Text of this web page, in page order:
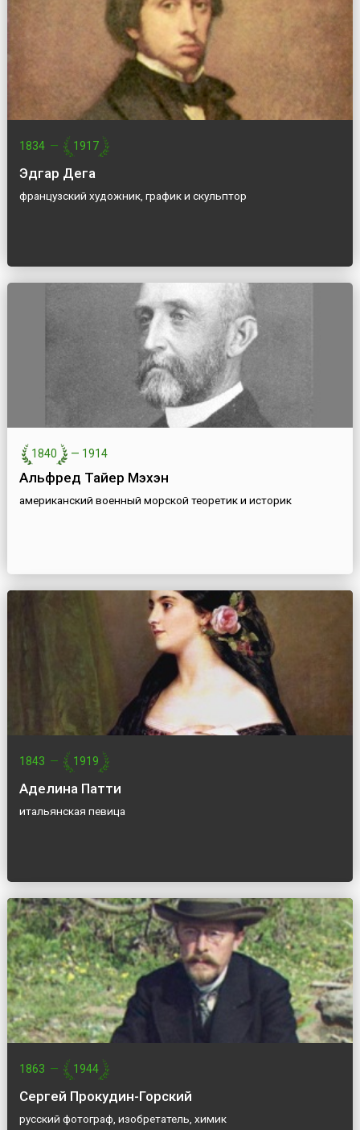
1834 — 1917
Эдгар Дега
французский художник, график и скульптор
1840 — 1914
Альфред Тайер Мэхэн
американский военный морской теоретик и историк
1843 — 1919
Аделина Патти
итальянская певица
1863 — 1944
Сергей Прокудин-Горский
русский фотограф, изобретатель, химик